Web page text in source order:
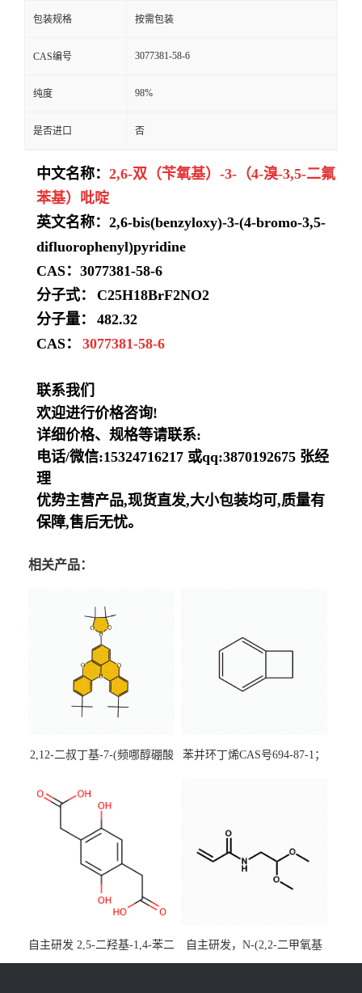
包装规格 按需包装
CAS编号 3077381-58-6
纯度 98%
是否进口 否
中文名称： 2,6-双（苄氧基）-3-（4-溴-3,5-二氟
苯基）吡啶
英文名称：2,6-bis(benzyloxy)-3-(4-bromo-3,5-
difluorophenyl)pyridine
CAS：3077381-58-6
分子式：
C25H18BrF2NO2
分子量：
482.32
CAS：
3077381-58-6
联系我们
欢迎进行价格咨询!
详细价格、规格等请联系:
电话/微信:15324716217 或qq:3870192675 张经
理
优势主营产品,现货直发,大小包装均可,质量有
保障,售后无忧。
相关产品：
2,12-二叔丁基-7-(频哪醇硼酸
[3,2,1-de]蒽CAS号2648896-
装，实验室现货直发
苯并环丁烯CAS号694-87-1；
自主研发 2,5-二羟基-1,4-苯二
乙酸CAS号5488-16-4；公斤
自主研发，N-(2,2-二甲氧基
乙基)丙烯酰胺CAS号49707-